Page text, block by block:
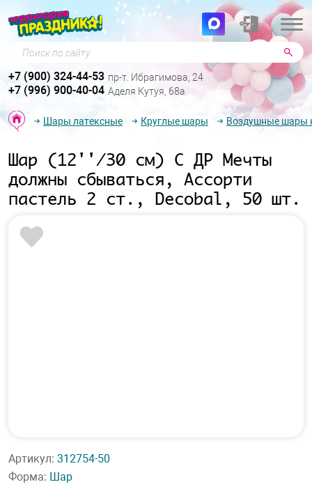
Поиск по сайту
+7 (900) 324-44-53 пр-т. Ибрагимова, 24
+7 (996) 900-40-04 Аделя Кутуя, 68а
Шары латексные Круглые шары Воздушные шары
Шар (12''/30 см) С ДР Мечты
должны сбываться, Ассорти
пастель 2 ст., Decobal, 50 шт.
Артикул: 312754-50
Форма: Шар